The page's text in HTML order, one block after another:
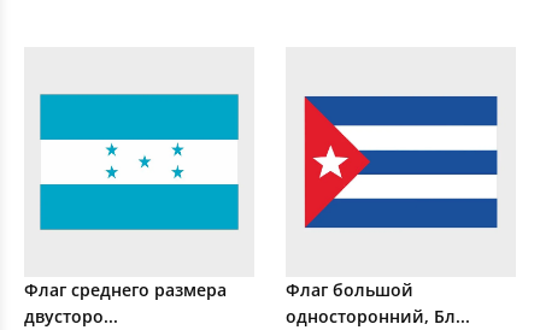
Флаг среднего размера
двусторо...
Флаг большой
односторонний, Бл...